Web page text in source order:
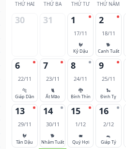
THỨ HAI THỨ BA THỨ TƯ THỨ NĂM
30 31 1
17/11
🐓
Kỷ Dậu
2
18/11
🐕
Canh Tuất
6
22/11
🐅
Giáp Dần
7
23/11
🐈
Ất Mão
8
24/11
🐉
Bính Thìn
9
25/11
🐍
Đinh Tỵ
13
29/11
🐓
Tân Dậu
14
30/11
🐕
Nhâm Tuất
15
1/12
🐖
Quý Hợi
16
2/12
🐀
Giáp Tý